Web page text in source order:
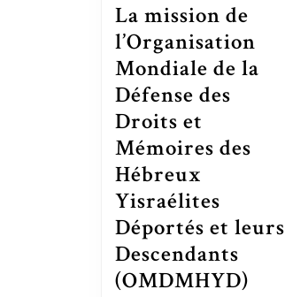
La mission de
l’Organisation
Mondiale de la
Défense des
Droits et
Mémoires des
Hébreux
Yisraélites
Déportés et leurs
Descendants
(OMDMHYD)